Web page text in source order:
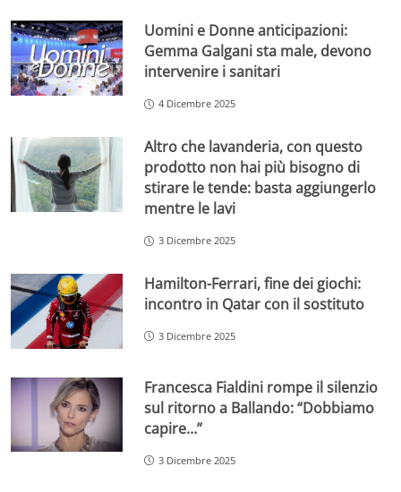
Uomini e Donne anticipazioni:
Gemma Galgani sta male, devono
intervenire i sanitari
4 Dicembre 2025
Altro che lavanderia, con questo
prodotto non hai più bisogno di
stirare le tende: basta aggiungerlo
mentre le lavi
3 Dicembre 2025
Hamilton-Ferrari, fine dei giochi:
incontro in Qatar con il sostituto
3 Dicembre 2025
Francesca Fialdini rompe il silenzio
sul ritorno a Ballando: “Dobbiamo
capire…”
3 Dicembre 2025